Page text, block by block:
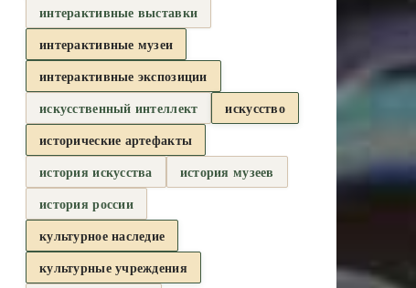
интерактивные выставки
интерактивные музеи
интерактивные экспозиции
искусственный интеллект
искусство
исторические артефакты
история искусства
история музеев
история россии
культурное наследие
культурные учреждения